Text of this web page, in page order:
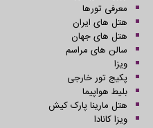
معرفی تورها
هتل های ایران
هتل های جهان
سالن های مراسم
ویزا
پکیج تور خارجی
بلیط هواپیما
هتل مارینا پارک کیش
ویزا کانادا